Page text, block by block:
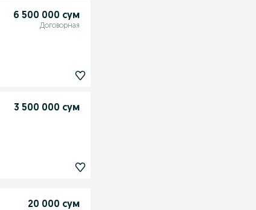
6 500 000 сум
Договорная
3 500 000 сум
20 000 сум